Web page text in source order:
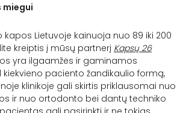
miegui
kapos Lietuvoje kainuoja nuo 89 iki 200
kreiptis į mūsų partnerį Kapsų 26
yra ilgaamžės ir gaminamos
paciento žandikaulio formą,
klinikoje gali skirtis priklausomai nuo
ir nuo ortodonto bei dantų techniko